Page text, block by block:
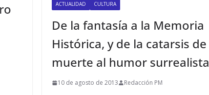
ACTUALIDAD CULTURA
De la fantasía a la Memoria
Histórica, y de la catarsis de
muerte al humor surrealista
10 de agosto de 2013 Redacción PM